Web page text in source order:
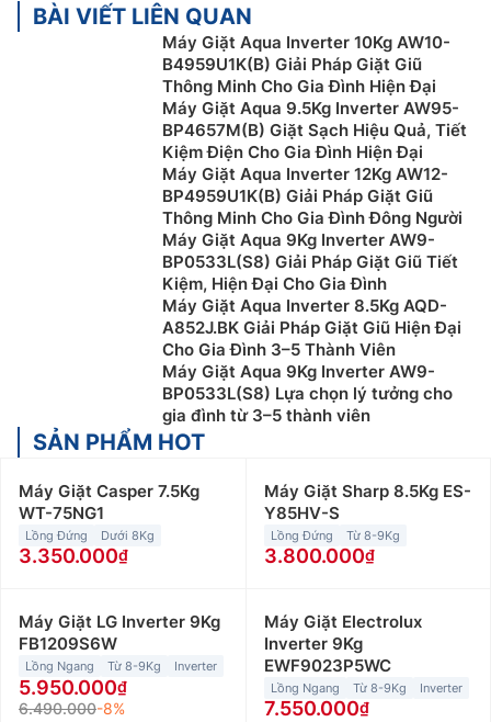
BÀI VIẾT LIÊN QUAN
Máy Giặt Aqua Inverter 10Kg AW10-
B4959U1K(B) Giải Pháp Giặt Giũ
Thông Minh Cho Gia Đình Hiện Đại
Máy Giặt Aqua 9.5Kg Inverter AW95-
BP4657M(B) Giặt Sạch Hiệu Quả, Tiết
Kiệm Điện Cho Gia Đình Hiện Đại
Máy Giặt Aqua Inverter 12Kg AW12-
BP4959U1K(B) Giải Pháp Giặt Giũ
Thông Minh Cho Gia Đình Đông Người
Máy Giặt Aqua 9Kg Inverter AW9-
BP0533L(S8) Giải Pháp Giặt Giũ Tiết
Kiệm, Hiện Đại Cho Gia Đình
Máy Giặt Aqua Inverter 8.5Kg AQD-
A852J.BK Giải Pháp Giặt Giũ Hiện Đại
Cho Gia Đình 3–5 Thành Viên
Máy Giặt Aqua 9Kg Inverter AW9-
BP0533L(S8) Lựa chọn lý tưởng cho
gia đình từ 3–5 thành viên
SẢN PHẨM HOT
Máy Giặt Casper 7.5Kg
WT-75NG1
Lồng Đứng Dưới 8Kg
3.350.000
Máy Giặt Sharp 8.5Kg ES-
Y85HV-S
Lồng Đứng Từ 8-9Kg
3.800.000
Máy Giặt LG Inverter 9Kg
FB1209S6W
Lồng Ngang Từ 8-9Kg Inverter
5.950.000
6.490.000-8%
Máy Giặt Electrolux
Inverter 9Kg
EWF9023P5WC
Lồng Ngang Từ 8-9Kg Inverter
7.550.000